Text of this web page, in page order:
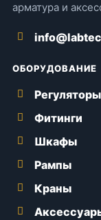
арматура и
ОБОРУДОВАНИЕ
Регуляторы
Фитинги
Шкафы
Рампы
Краны